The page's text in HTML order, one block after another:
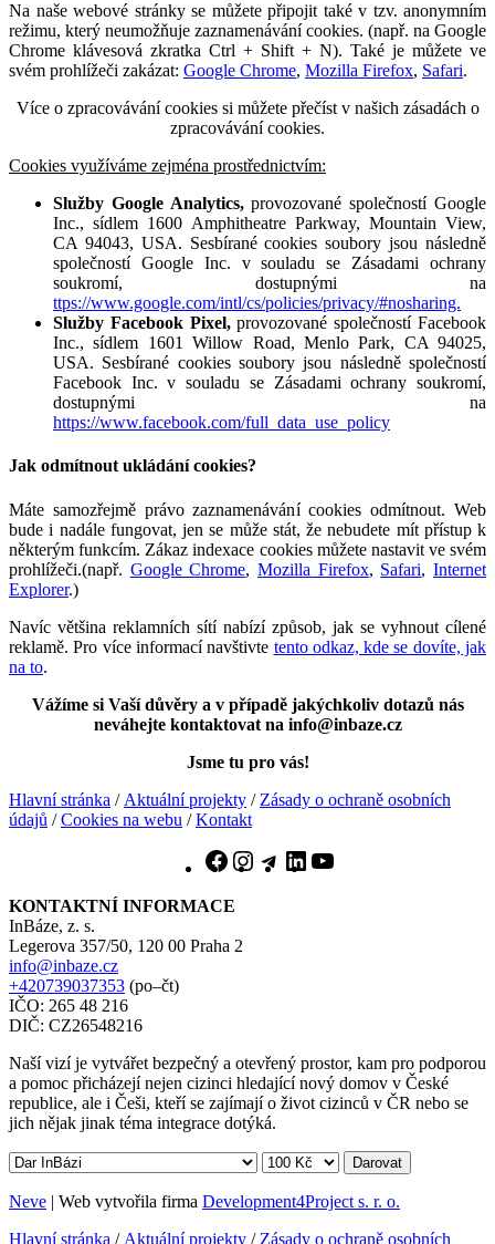
Na naše webové stránky se můžete připojit také v tzv. anonymním
režimu, který neumožňuje zaznamenávání cookies. (např. na Google
Chrome klávesová zkratka Ctrl + Shift + N). Také je můžete ve
svém prohlížeči zakázat: Google Chrome, Mozilla Firefox, Safari.
Více o zpracovávání cookies si můžete přečíst v našich zásadách o
zpracovávání cookies.
Cookies využíváme zejména prostřednictvím:
Služby Google Analytics,provozované společností Google
Inc., sídlem 1600 Amphitheatre Parkway, Mountain View,
CA 94043, USA. Sesbírané cookies soubory jsou následně
společností Google Inc. v souladu se Zásadami ochrany
soukromí, dostupnými na
ttps://www.google.com/intl/cs/policies/privacy/#nosharing.
Služby Facebook Pixel,provozované společností Facebook
Inc., sídlem 1601 Willow Road, Menlo Park, CA 94025,
USA. Sesbírané cookies soubory jsou následně společností
Facebook Inc. v souladu se Zásadami ochrany soukromí,
dostupnými na
https://www.facebook.com/full_data_use_policy
Jak odmítnout ukládání cookies?
Máte samozřejmě právo zaznamenávání cookies odmítnout. Web
bude i nadále fungovat, jen se může stát, že nebudete mít přístup k
některým funkcím. Zákaz indexace cookies můžete nastavit ve svém
prohlížeči.(např. Google Chrome,Mozilla Firefox, Safari,Internet
Explorer.)
Navíc většina reklamních sítí nabízí způsob, jak se vyhnout cílené
reklamě. Pro více informací navštivte tento odkaz, kde se dovíte, jak
na to.
Vážíme si Vaší důvěry a v případě jakýchkoliv dotazů nás
neváhejte kontaktovat na info@inbaze.cz
Jsme tu pro vás!
Hlavní stránka / Aktuální projekty / Zásady o ochraně osobních
údajů /Cookies na webu /Kontakt
Facebook
Instagram
TelegramLinkedIn
KONTAKTNÍ INFORMACE
InBáze, z. s.
Legerova 357/50, 120 00 Praha 2
info@inbaze.cz
+420739037353 (po–čt)
IČO: 265 48 216
DIČ: CZ26548216
Naší vizí je vytvářet bezpečný a otevřený prostor, kam pro podporou
a pomoc přicházejí nejen cizinci hledající nový domov v České
republice, ale i Češi, kteří se zajímají o život cizinců v ČR nebo se
jich nějak jinak téma integrace dotýká.
Darovat
Neve | Web vytvořila firma Development4Project s. r. o.
Hlavní stránka / Aktuální projekty / Zásady o ochraně osobních